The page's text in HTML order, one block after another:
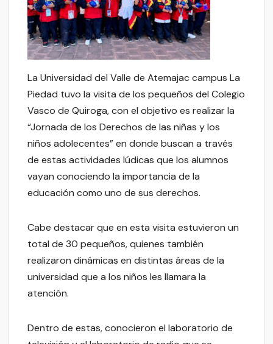
La Universidad del Valle de Atemajac campus La
Piedad tuvo la visita de los pequeños del Colegio
Vasco de Quiroga, con el objetivo es realizar la
“Jornada de los Derechos de las niñas y los
niños adolecentes” en donde buscan a través
de estas actividades lúdicas que los alumnos
vayan conociendo la importancia de la
educación como uno de sus derechos.
Cabe destacar que en esta visita estuvieron un
total de 30 pequeños, quienes también
realizaron dinámicas en distintas áreas de la
universidad que a los niños les llamara la
atención.
Dentro de estas, conocieron el laboratorio de